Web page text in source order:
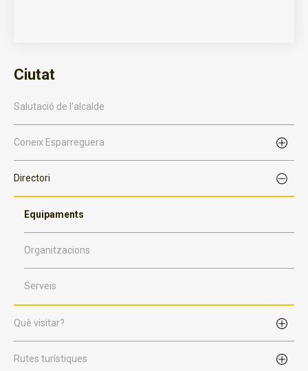
Ciutat
Salutació de l'alcalde
Coneix Esparreguera
Directori
Equipaments
Organitzacions
Serveis
Què visitar?
Rutes turístiques